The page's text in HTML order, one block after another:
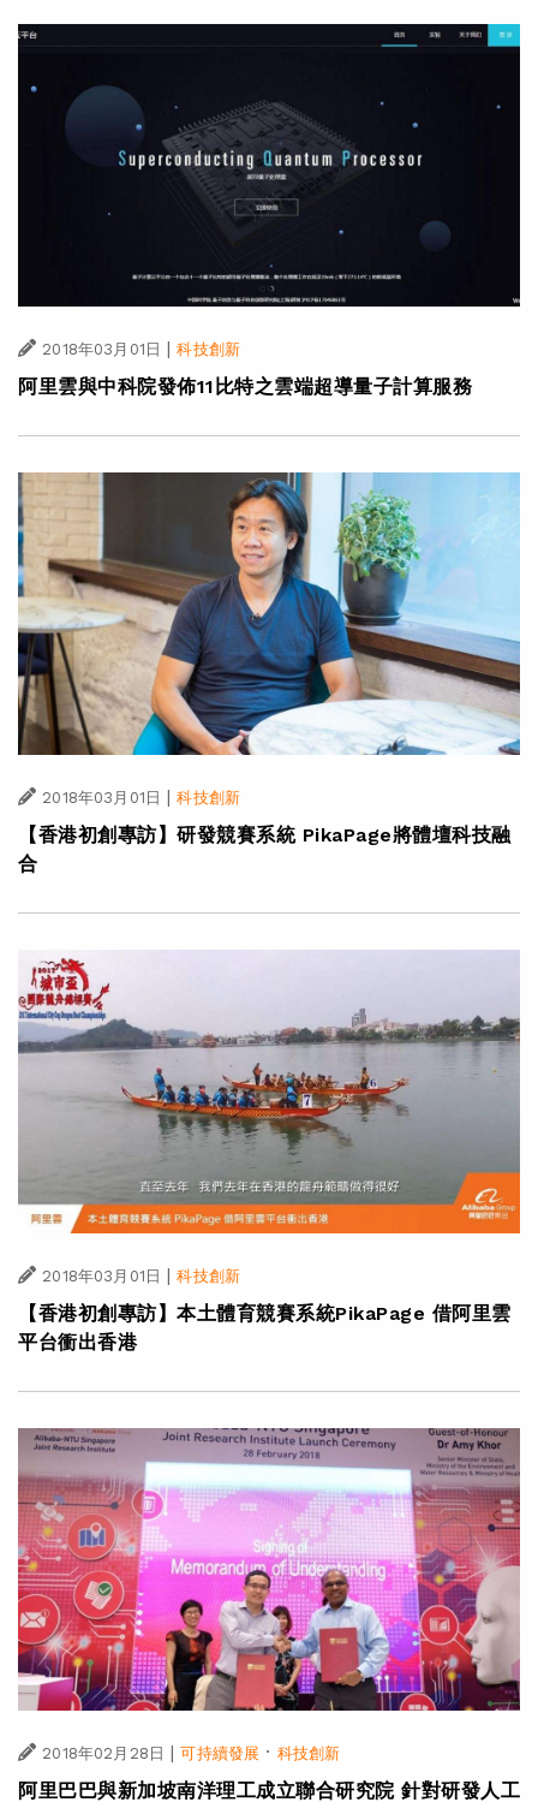
2018年03月01日 | 科技創新
阿里雲與中科院發佈11比特之雲端超導量子計算服務
2018年03月01日 科技創新
【香港初創專訪】研發競賽系統 PikaPage將體壇科技融
合
2018年03月01日 | 科技創新
【香港初創專訪】本土體育競賽系統PikaPage 借阿里雲
平台衝出香港
2018年02月28日 | 可持續發展 · 科技創新
阿里巴巴與新加坡南洋理工成立聯合研究院 針對研發人工